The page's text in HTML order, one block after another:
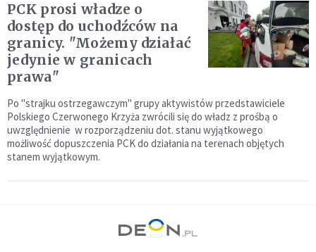
PCK prosi władze o
dostęp do uchodźców na
granicy. "Możemy działać
jedynie w granicach
prawa"
Po "strajku ostrzegawczym" grupy aktywistów przedstawiciele
Polskiego Czerwonego Krzyża zwrócili się do władz z prośbą o
uwzględnienie w rozporządzeniu dot. stanu wyjątkowego
możliwość dopuszczenia PCK do działania na terenach objętych
stanem wyjątkowym.